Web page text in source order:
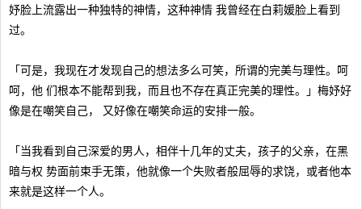
妤脸上流露出一种独特的神情，这种神情 我曾经在白莉媛脸上看到
过。
「可是，我现在才发现自己的想法多么可笑，所谓的完美与理性。呵
呵，他 们根本不能帮到我，而且也不存在真正完美的理性。」梅妤好
像是在嘲笑自己， 又好像在嘲笑命运的安排一般。
「当我看到自己深爱的男人，相伴十几年的丈夫，孩子的父亲，在黑
暗与权 势面前束手无策，他就像一个失败者般屈辱的求饶，或者他本
来就是这样一个人。